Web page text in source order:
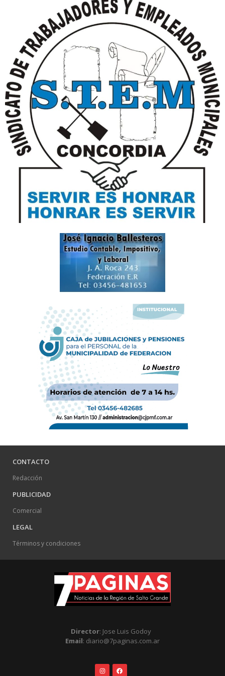
CONTACTO
Redacción
PUBLICIDAD
Comercial
LEGAL
Términos y condiciones
Director: Jose Luis Godoy
Email: diario@7paginas.com.ar